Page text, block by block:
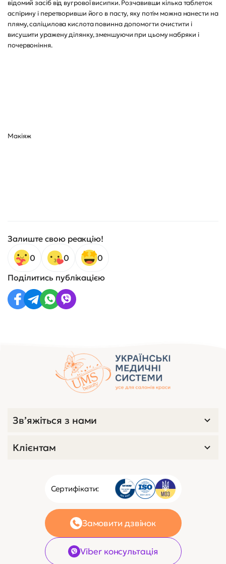
відомий засіб від вугрової висипки. Розчавивши кілька таблеток
аспірину і перетворивши його в пасту, яку потім можна нанести на
пляму, саліцилова кислота повинна допомогти очистити і
висушити уражену ділянку, зменшуючи при цьому набряки і
почервоніння.
Макіяж
Залиште свою реакцію!
0
0
0
Поділитись публікацією
Сертифікати:
Замовити дзвінок
Viber консультація
Зв’яжіться з нами
Клієнтам